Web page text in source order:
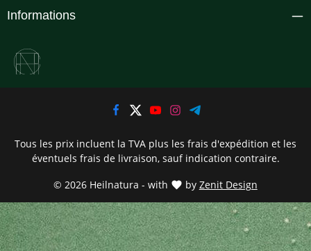
Informations
© 2026 Heilnatura - with by Zenit Design
Tous les prix incluent la TVA plus les frais d'expédition et les
éventuels frais de livraison, sauf indication contraire.